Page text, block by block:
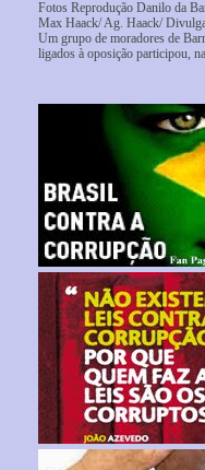
Fotos Reprodução Danilo da
Max Haack/ Ag. Haack/
Um grupo de moradores de
ligados à oposição participou,